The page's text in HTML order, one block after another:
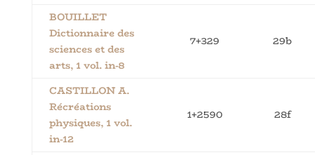
BOUILLET
Dictionnaire des
sciences et des
arts, 1 vol. in-8
7+329 29b
CASTILLON A.
Récréations
physiques, 1 vol.
in-12
1+2590 28f